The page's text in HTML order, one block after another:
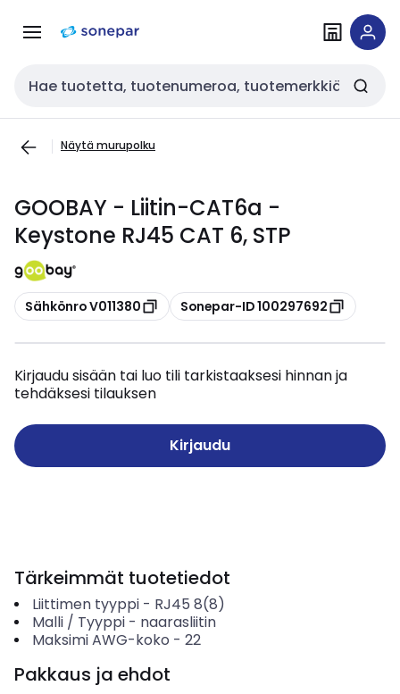
navigointiinsisältöön
Haku
Näytä murupolku
GOOBAY - Liitin-CAT6a -
Keystone RJ45 CAT 6, STP
Kopioi
Sähkönro V011380 Kopioi
Sonepar-ID 100297692
Kirjaudu sisään tai luo tili tarkistaaksesi hinnan ja
tehdäksesi tilauksen
Kirjaudu
Tärkeimmät tuotetiedot
Liittimen tyyppi- RJ45 8(8)
Malli / Tyyppi- naarasliitin
Maksimi AWG-koko - 22
Pakkaus ja ehdot